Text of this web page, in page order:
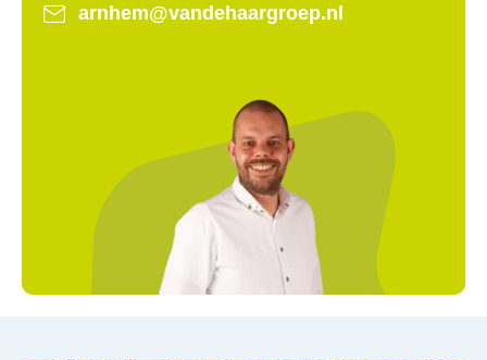
arnhem@vandehaargroep.nl